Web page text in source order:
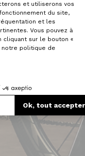
et utiliserons vos
du site,
et les
Vous pouvez à
sur le bouton «
notre politique de
Ok, tout accepter